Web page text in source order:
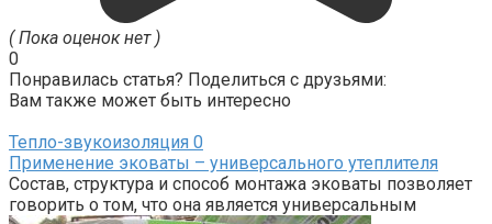
( Пока оценок нет )
0
Понравилась статья? Поделиться с друзьями:
Вам также может быть интересно
Тепло-звукоизоляция 0
Применение эковаты – универсального утеплителя
Состав, структура и способ монтажа эковаты позволяет
говорить о том, что она является универсальным